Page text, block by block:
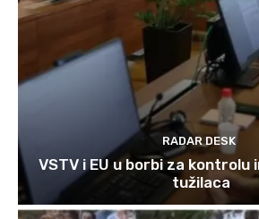
RADAR DESK
VSTV i EU u borbi za kontrolu
tužilaca